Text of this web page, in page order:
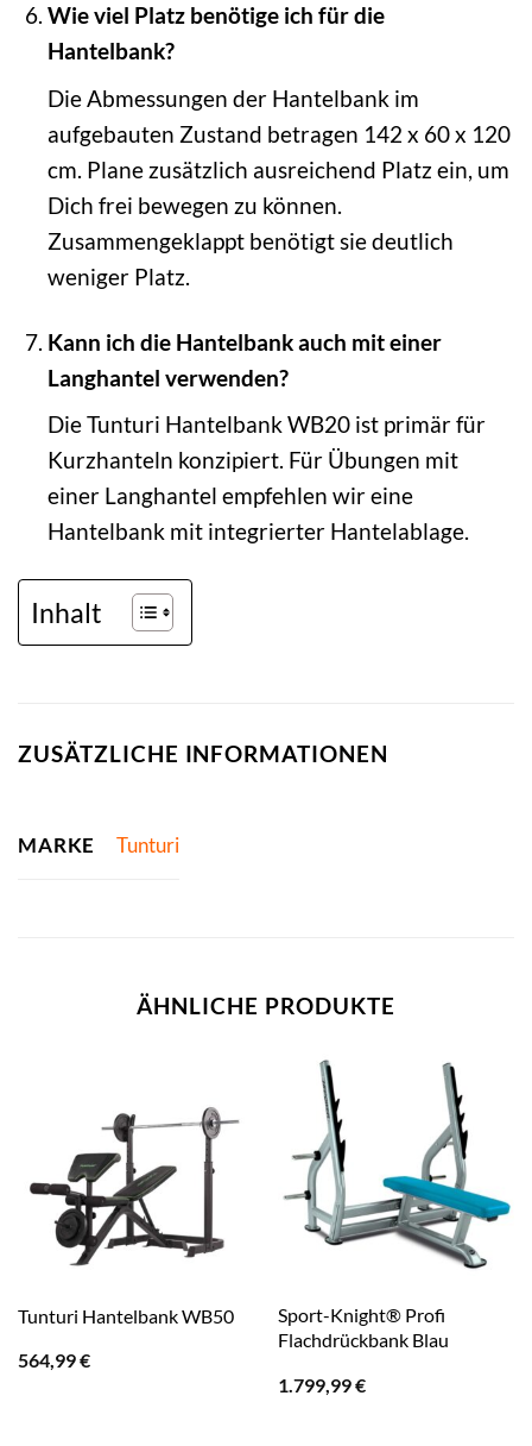
Wie viel Platz benötige ich für die
Hantelbank?
Die Abmessungen der Hantelbank im
aufgebauten Zustand betragen 142 x 60 x 120
cm. Plane zusätzlich ausreichend Platz ein, um
Dich frei bewegen zu können.
Zusammengeklappt benötigt sie deutlich
weniger Platz.
Kann ich die Hantelbank auch mit einer
Langhantel verwenden?
Die Tunturi Hantelbank WB20 ist primär für
Kurzhanteln konzipiert. Für Übungen mit
einer Langhantel empfehlen wir eine
Hantelbank mit integrierter Hantelablage.
Inhalt
ZUSÄTZLICHE INFORMATIONEN
MARKE Tunturi
ÄHNLICHE PRODUKTE
Tunturi Hantelbank WB50
564,99€
Sport-Knight® Profi
Flachdrückbank Blau
1.799,99€